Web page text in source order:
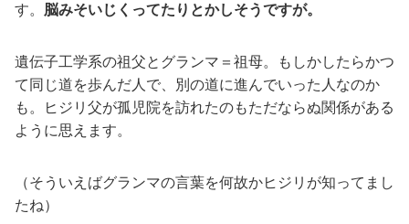
す。 脳みそいじくってたりとかしそうですが。
遺伝子工学系の祖父とグランマ＝祖母。もしかしたらかつ
て同じ道を歩んだ人で、別の道に進んでいった人なのか
も。ヒジリ父が孤児院を訪れたのもただならぬ関係がある
ように思えます。
（そういえばグランマの言葉を何故かヒジリが知ってまし
たね）